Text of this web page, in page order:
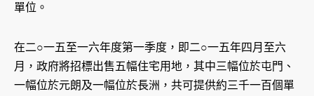
單位。
在二○一五至一六年度第一季度，即二○一五年四月至六
月，政府將招標出售五幅住宅用地，其中三幅位於屯門、
一幅位於元朗及一幅位於長洲，共可提供約三千一百個單